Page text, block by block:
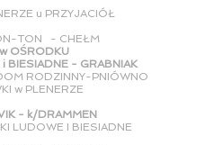
u PRZYJACIÓŁ
TON - CHEŁM
w OŚRODKU
- GRABNIAK
RODZINNY-PNIÓWNO
w PLENERZE
- k/DRAMMEN
LUDOWE I BIESIADNE